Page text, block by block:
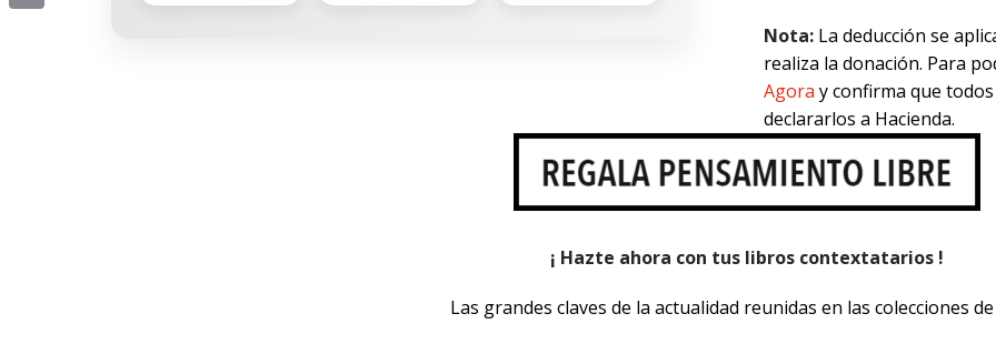
Nota: La deducción se
realiza la donación. Para
Agora y confirma que
declararlos a Hacienda.
¡ Hazte ahora con tus libros contextatarios !
Las grandes claves de la actualidad reunidas en las colecciones